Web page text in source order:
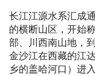
长江江源水系汇成
的横断山区，开始
部、川西南山地，
金沙江在西藏的江
乡的盖哈河口）进